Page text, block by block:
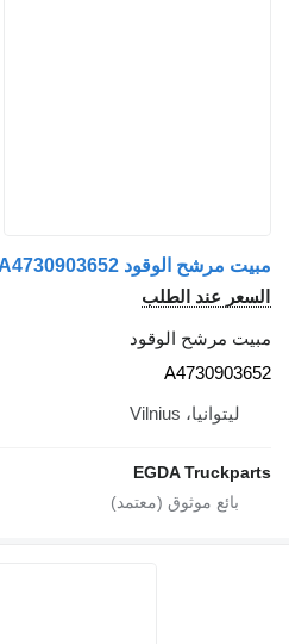
عند الطلب
مرشح الوقود
ليتوانيا، Vilnius
EGDA